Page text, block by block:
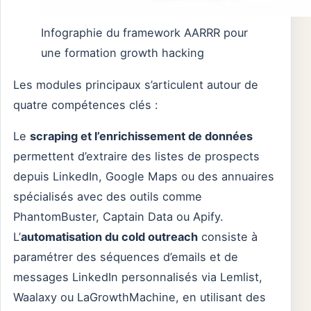
Infographie du framework AARRR pour
une formation growth hacking
Les modules principaux s’articulent autour de
quatre compétences clés :
Le scraping et l’enrichissement de données
permettent d’extraire des listes de prospects
depuis LinkedIn, Google Maps ou des annuaires
spécialisés avec des outils comme
PhantomBuster, Captain Data ou Apify.
L’automatisation du cold outreach consiste à
paramétrer des séquences d’emails et de
messages LinkedIn personnalisés via Lemlist,
Waalaxy ou LaGrowthMachine, en utilisant des